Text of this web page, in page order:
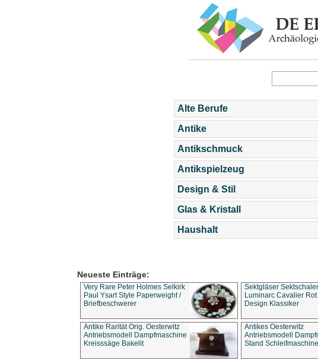
Alte Berufe
Antike
Antikschmuck
Antikspielzeug
Design & Stil
Glas & Kristall
Haushalt
Neueste Einträge:
Very Rare Peter Holmes Selkirk
Paul Ysart Style Paperweight /
Briefbeschwerer
Sektgläser
Luminarc Cavalier
Design Klassiker
Antike Rarität Orig. Oesterwitz
Antriebsmodell Dampfmaschine
Kreisssäge Bakelit
Antikes Oesterwitz
Antriebsmodell
Stand